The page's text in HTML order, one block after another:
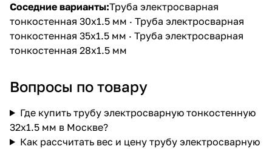
Соседние варианты:Труба электросварная
тонкостенная 30х1.5 мм · Труба электросварная
тонкостенная 35х1.5 мм · Труба электросварная
тонкостенная 28х1.5 мм
Вопросы по товару
Где купить трубу электросварную тонкостенную
32х1.5 мм в Москве?
Как рассчитать вес и цену трубу электросварную